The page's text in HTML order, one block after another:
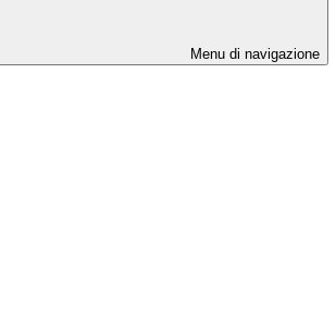
Menu di navigazione